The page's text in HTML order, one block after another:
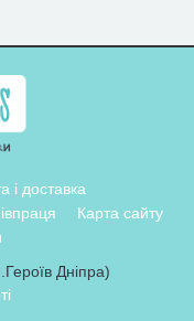
і доставка
Карта сайту
Дніпра)